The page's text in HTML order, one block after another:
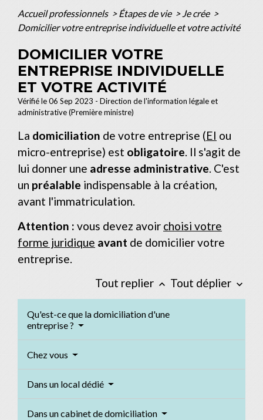
Accueil professionnels > Étapes de vie > Je crée >
Domicilier votre entreprise individuelle et votre activité
DOMICILIER VOTRE
ENTREPRISE INDIVIDUELLE
ET VOTRE ACTIVITÉ
Vérifié le 06 Sep 2023 - Direction de l'information légale et
administrative (Première ministre)
La domiciliation de votre entreprise (EI ou
micro-entreprise) est obligatoire. Il s'agit de
lui donner une adresse administrative. C'est
un préalable indispensable à la création,
avant l'immatriculation.
Attention : vous devez avoir choisi votre
forme juridique avant de domicilier votre
entreprise.
Tout replier keyboard_arrow_up Tout déplier keyboard_arrow_down
Qu'est-ce que la domiciliation d'une
entreprise ?
Chez vous
Dans un local dédié
Dans un cabinet de domiciliation